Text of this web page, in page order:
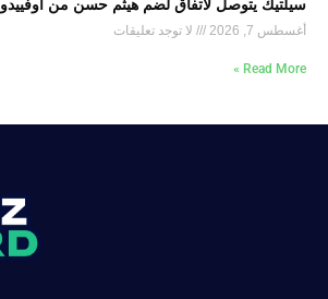
سيلتيك يتوصل لاتفاق لضم هيثم حسن من أوفييدو
أغسطس 7, 2026 لا توجد تعليقات
Read More »